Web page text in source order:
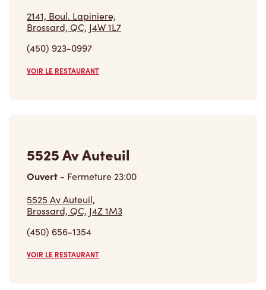
2141, Boul. Lapiniere,
Brossard, QC, J4W 1L7
(450) 923-0997
VOIR LE RESTAURANT
5525 Av Auteuil
Ouvert - Fermeture23:00
5525 Av Auteuil,
Brossard, QC, J4Z 1M3
(450) 656-1354
VOIR LE RESTAURANT